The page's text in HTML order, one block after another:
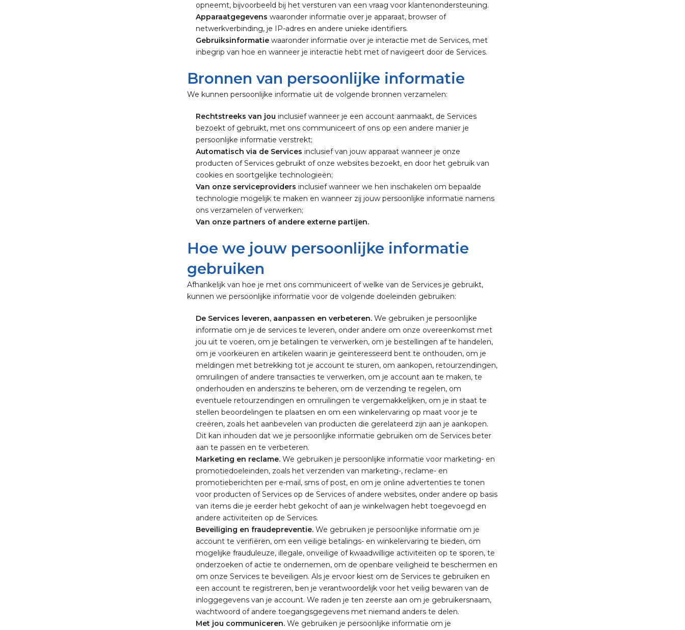
opneemt, bijvoorbeeld bij het versturen van een vraag voor klantenondersteuning.
Apparaatgegevens waaronder informatie over je apparaat, browser of
netwerkverbinding, je IP-adres en andere unieke identifiers.
Gebruiksinformatie waaronder informatie over je interactie met de Services, met
inbegrip van hoe en wanneer je interactie hebt met of navigeert door de Services.
Bronnen van persoonlijke informatie
We kunnen persoonlijke informatie uit de volgende bronnen verzamelen:
Rechtstreeks van jou inclusief wanneer je een account aanmaakt, de Services
bezoekt of gebruikt, met ons communiceert of ons op een andere manier je
persoonlijke informatie verstrekt;
Automatisch via de Services inclusief van jouw apparaat wanneer je onze
producten of Services gebruikt of onze websites bezoekt, en door het gebruik van
cookies en soortgelijke technologieën;
Van onze serviceproviders inclusief wanneer we hen inschakelen om bepaalde
technologie mogelijk te maken en wanneer zij jouw persoonlijke informatie namens
ons verzamelen of verwerken;
Van onze partners of andere externe partijen.
Hoe we jouw persoonlijke informatie
gebruiken
Afhankelijk van hoe je met ons communiceert of welke van de Services je gebruikt,
kunnen we persoonlijke informatie voor de volgende doeleinden gebruiken:
De Services leveren, aanpassen en verbeteren. We gebruiken je persoonlijke
informatie om je de services te leveren, onder andere om onze overeenkomst met
jou uit te voeren, om je betalingen te verwerken, om je bestellingen af te handelen,
om je voorkeuren en artikelen waarin je geïnteresseerd bent te onthouden, om je
meldingen met betrekking tot je account te sturen, om aankopen, retourzendingen,
omruilingen of andere transacties te verwerken, om je account aan te maken, te
onderhouden en anderszins te beheren, om de verzending te regelen, om
eventuele retourzendingen en omruilingen te vergemakkelijken, om je in staat te
stellen beoordelingen te plaatsen en om een winkelervaring op maat voor je te
creëren, zoals het aanbevelen van producten die gerelateerd zijn aan je aankopen.
Dit kan inhouden dat we je persoonlijke informatie gebruiken om de Services beter
aan te passen en te verbeteren.
Marketing en reclame. We gebruiken je persoonlijke informatie voor marketing- en
promotiedoeleinden, zoals het verzenden van marketing-, reclame- en
promotieberichten per e-mail, sms of post, en om je online advertenties te tonen
voor producten of Services op de Services of andere websites, onder andere op basis
van items die je eerder hebt gekocht of aan je winkelwagen hebt toegevoegd en
andere activiteiten op de Services.
Beveiliging en fraudepreventie. We gebruiken je persoonlijke informatie om je
account te verifiëren, om een veilige betalings- en winkelervaring te bieden, om
mogelijke frauduleuze, illegale, onveilige of kwaadwillige activiteiten op te sporen, te
onderzoeken of actie te ondernemen, om de openbare veiligheid te beschermen en
om onze Services te beveiligen. Als je ervoor kiest om de Services te gebruiken en
een account te registreren, ben je verantwoordelijk voor het veilig bewaren van de
inloggegevens van je account. We raden je ten zeerste aan om je gebruikersnaam,
wachtwoord of andere toegangsgegevens met niemand anders te delen.
Met jou communiceren. We gebruiken je persoonlijke informatie om je